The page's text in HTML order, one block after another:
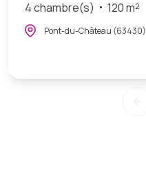
4 chambre(s)
120 m²
Pont-du-Château (63430)